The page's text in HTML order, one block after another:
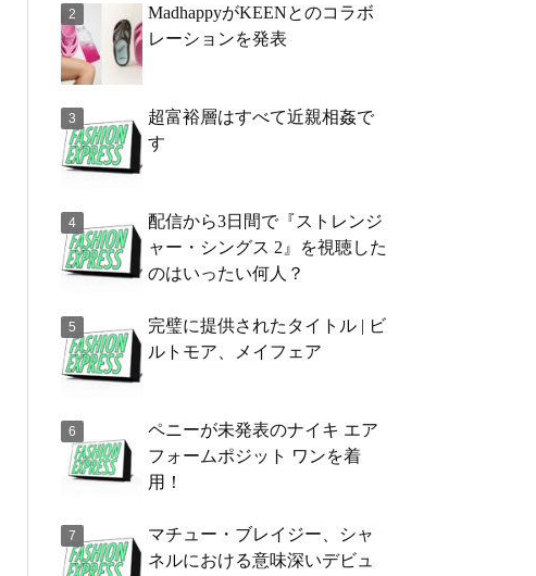
MadhappyがKEENとのコラボ
レーションを発表
超富裕層はすべて近親相姦で
す
配信から3日間で『ストレンジ
ャー・シングス 2』を視聴した
のはいったい何人？
完璧に提供されたタイトル | ビ
ルトモア、メイフェア
ペニーが未発表のナイキ エア
フォームポジット ワンを着
用！
マチュー・ブレイジー、シャ
ネルにおける意味深いデビュ